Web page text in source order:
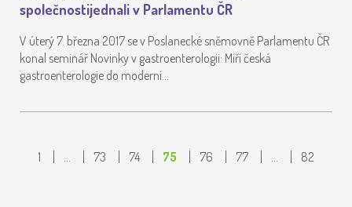
společnostijednali v Parlamentu ČR
V úterý 7. března 2017 se v Poslanecké sněmovně Parlamentu ČR
konal seminář Novinky v gastroenterologii: Míří česká
gastroenterologie do moderní…
1 … 73 74 75 76 77 … 82